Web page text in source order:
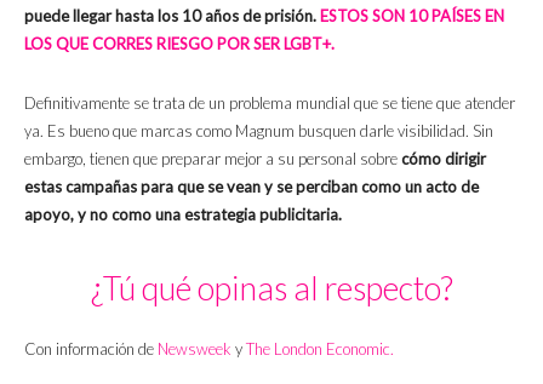
puede llegar hasta los 10 años de prisión. ESTOS SON 10 PAÍSES EN
LOS QUE CORRES RIESGO POR SER LGBT+.
Definitivamente se trata de un problema mundial que se tiene que atender
ya. Es bueno que marcas como Magnum busquen darle visibilidad. Sin
embargo, tienen que preparar mejor a su personal sobrecómo dirigir
estas campañas para que se vean y se perciban como un acto de
apoyo, y no como una estrategia publicitaria.
¿Tú qué opinas al respecto?
Con información de Newsweek yThe London Economic.